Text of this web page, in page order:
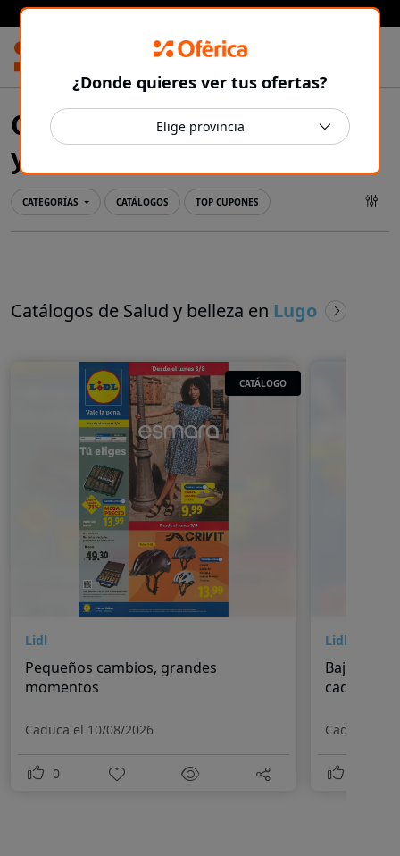
Prensa Ibérica
Ofertas y catálogos de Salud
y belleza en Lugo
CATEGORÍAS CATÁLOGOS TOP CUPONES
Catálogos de Salud y belleza en Lugo
CATÁLOGO
Lidl
Pequeños cambios, grandes
momentos
Caduca el 10/08/2026
0
Lidl
Bajadas
cada día
Caduca el
¿Donde quieres ver tus ofertas?